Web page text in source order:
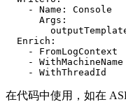
    - Name: Console
      Args:
  Enrich:
    - FromLogContext
    - WithMachineName
    - WithThreadId
在代码中使用，如在